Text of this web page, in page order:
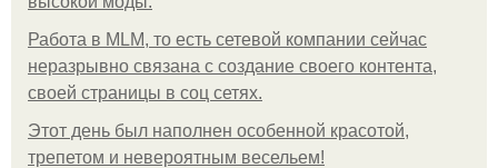
Работа в MLM, то есть сетевой компании сейчас
неразрывно связана с создание своего контента,
своей страницы в соц сетях.
Этот день был наполнен особенной красотой,
трепетом и невероятным весельем!